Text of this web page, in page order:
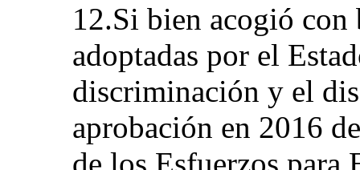
12.Si bien acogió con
adoptadas por el
discriminación y el
aprobación en 2016
de los Esfuerzos